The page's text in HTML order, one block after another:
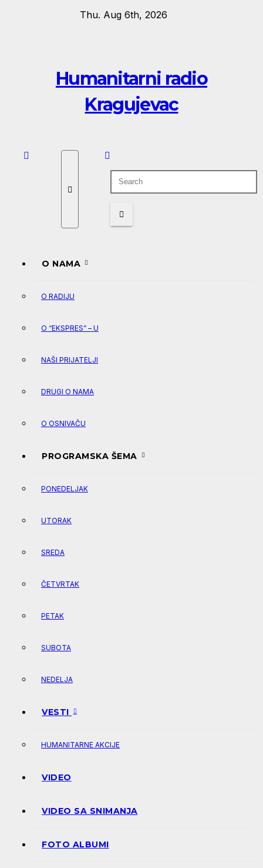
Thu. Aug 6th, 2026
Humanitarni radio
Kragujevac
O NAMA
O RADIJU
O “EKSPRES” – U
NAŠI PRIJATELJI
DRUGI O NAMA
O OSNIVAČU
PROGRAMSKA ŠEMA
PONEDELJAK
UTORAK
SREDA
ČETVRTAK
PETAK
SUBOTA
NEDELJA
VESTI
HUMANITARNE AKCIJE
VIDEO
VIDEO SA SNIMANJA
FOTO ALBUMI